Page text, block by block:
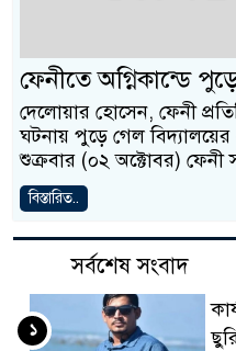
ফেনীতে অগ্নিকান্ডে
দেলোয়ার হোসেন, ফেনী
ঘটনায় পুড়ে গেল
শুক্রবার (০২ অক্টোবর)
বিস্তারিত..
সর্বশেষ সংবাদ
১